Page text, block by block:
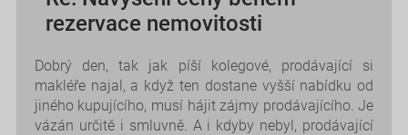
rezervace nemovitosti
Dobrý den, tak jak píší kolegové, prodávající si
makléře najal, a když ten dostane vyšší nabídku od
jiného kupujícího, musí hájit zájmy prodávajícího. Je
vázán určitě i smluvně. A i kdyby nebyl, prodávající